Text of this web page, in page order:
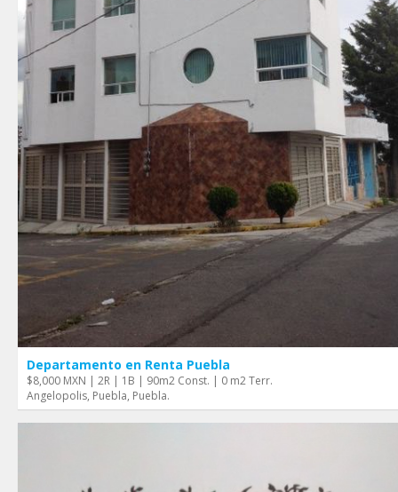
Departamento en Renta Puebla
$8,000 MXN | 2R | 1B | 90m2 Const. | 0 m2 Terr.
Angelopolis, Puebla, Puebla.